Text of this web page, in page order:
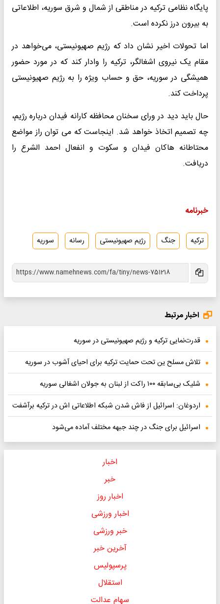
پایگاه نظامی ترکیه در مناطقی از شمال و شرق سوریه، اطلاعاتی
به بیرون درز نکرده است.
اما تحولات اخیر نشان داد که رژیم صهیونیستی، می‌خواهد در
مقام یک نیروی اشغالگر، ترکیه را وادار کند که در مورد حضور
همیشگی در سوریه، حق و حساب ویژه را به رژیم صهیونیستی
پرداخت کند.
حال باید دید در ورای سخنان محافظه کارانه فیدان درباره رژیم،
چه تصمیم اتخاذ خواهد شد. اینجاست که می توان راز مواضع
محتاطانه هاکان فیدان و سکوت و انفعال احمد الشرع را
دریافت.
خبرنامه
ترکیه جنگ رژیم صهیونیستی رسانه سوریه
اخبار مرتبط
قدرت‌نمایی ترکیه و رژیم صهیونیستی در سوریه
تلاش مسلح ین تحت حمایت ترکیه برای احیای آشوب در سوریه
شلیک بی‌سابقه ۱۰۰ راکت از لبنان به جولان اشغالی سوریه
اردوغان: اسرائیل از فاش شدن شبکه اطلاعاتی اش در ترکیه برآشفت
اسرائیل برای جنگ در چند جبهه مختلف آماده ‌می‌شود
اخبار
خبر
اخبار روز
اخبار ورزشی
خبر ورزشی
آخرین خبر
پرسپولیس
استقلال
سهام عدالت